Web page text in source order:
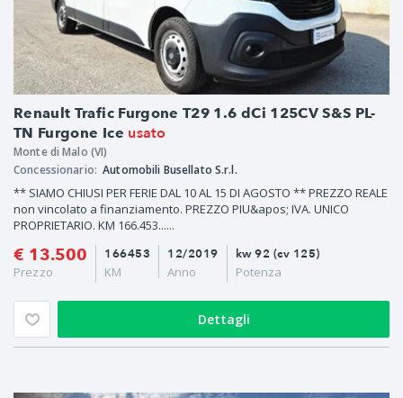
Renault Trafic Furgone T29 1.6 dCi 125CV S&S PL-
TN Furgone Ice usato
Monte di Malo (VI)
Concessionario: Automobili Busellato S.r.l.
** SIAMO CHIUSI PER FERIE DAL 10 AL 15 DI AGOSTO ** PREZZO REALE
non vincolato a finanziamento. PREZZO PIU&apos; IVA. UNICO
PROPRIETARIO. KM 166.453......
€ 13.500
Prezzo
12/2019
Anno
166453
KM
kw 92 (cv 125)
Potenza
Dettagli